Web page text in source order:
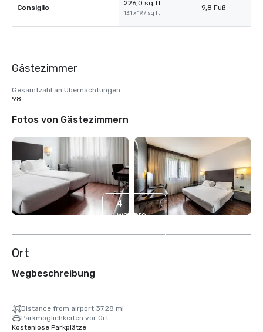
Consiglio
226,0 sq ft
13,1 x 19,7 sq ft
9,8 Fuß
Gästezimmer
Gesamtzahl an Übernachtungen
98
Fotos von Gästezimmern
4
weitere
Ort
Wegbeschreibung
Distance from airport 37.28 mi
Parkmöglichkeiten vor Ort
Kostenlose Parkplätze